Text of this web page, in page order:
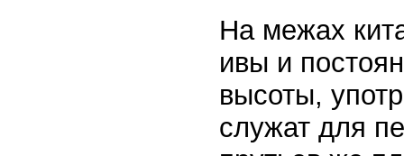
На межах
ивы и
высоты,
служат для